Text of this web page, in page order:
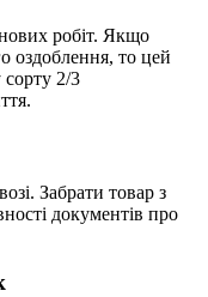
робіт. Якщо
оздоблення, то цей
2/3
Забрати товар з
документів про